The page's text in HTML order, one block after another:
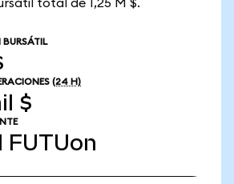
total de 1,25 M $.
(24 H)
$
FUTUon